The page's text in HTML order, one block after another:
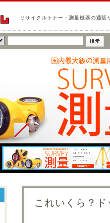
リサイクルトナー・測量機器の通販
これいくら？